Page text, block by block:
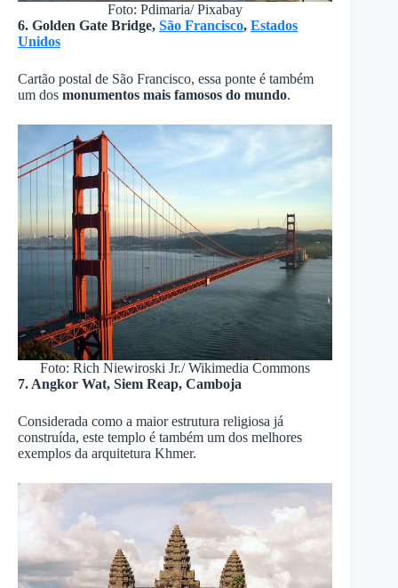
Foto: Pdimaria/ Pixabay
6. Golden Gate Bridge, São Francisco, Estados
Unidos
Cartão postal de São Francisco, essa ponte é também
um dos monumentos mais famosos do mundo.
Foto: Rich Niewiroski Jr./ Wikimedia Commons
7. Angkor Wat, Siem Reap, Camboja
Considerada como a maior estrutura religiosa já
construída, este templo é também um dos melhores
exemplos da arquitetura Khmer.